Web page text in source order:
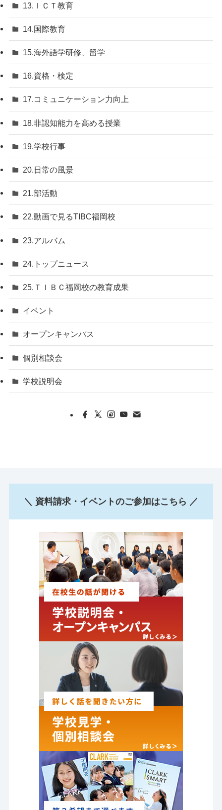
13.ＩＣＴ教育
14.国際教育
15.海外語学研修、留学
16.資格・検定
17.コミュニケーション力向上
18.非認知能力を高める授業
19.学校行事
20.日常の風景
21.部活動
22.動画で見るTIBC福岡校
23.アルバム
24.トップニュース
25.ＴＩＢＣ福岡校の教育成果
イベント
オープンキャンパス
個別相談会
学校説明会
＼ 資料請求・イベントのご参加はこちら ／